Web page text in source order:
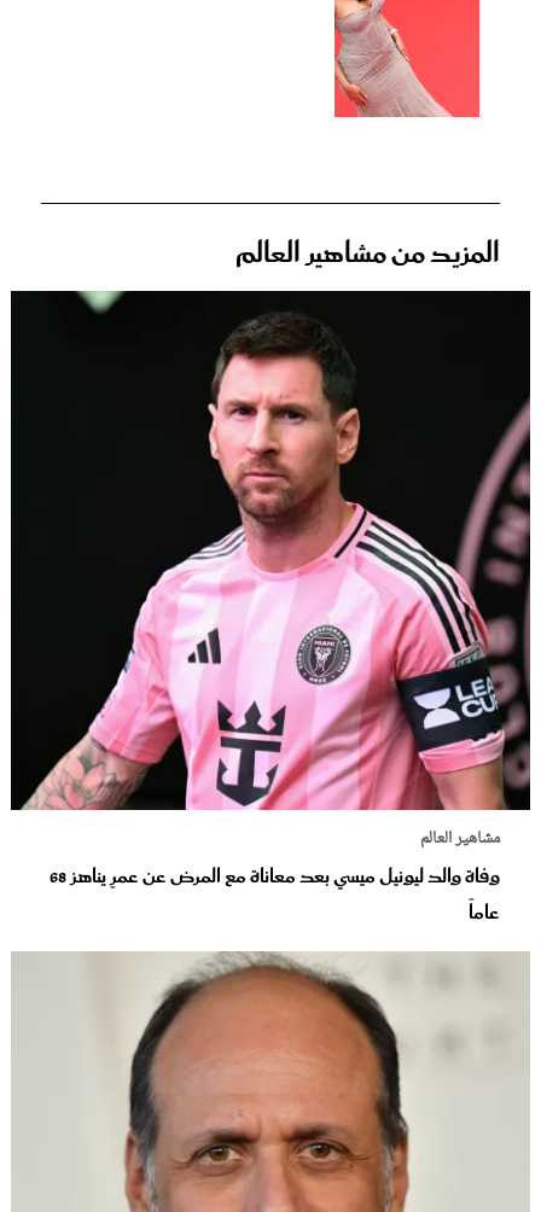
المزيد من مشاهير العالم
مشاهير العالم
وفاة والد ليونيل ميسي بعد معاناة مع المرض عن عمرٍ يناهز 68
عاماً